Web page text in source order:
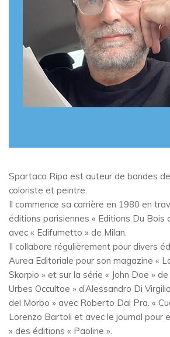
Spartaco Ripa est auteur de bandes
coloriste et peintre.
Il commence sa carrière en 1980 en
éditions parisiennes « Editions Du Bois
avec « Edifumetto » de Milan.
Il collabore régulièrement pour divers
Aurea Editoriale pour son magazine «
Skorpio » et sur la série « John Doe »
Urbes Occultae » d’Alessandro Di
del Morbo » avec Roberto Dal Pra. «
Lorenzo Bartoli et avec le journal pour
» des éditions « Paoline ».